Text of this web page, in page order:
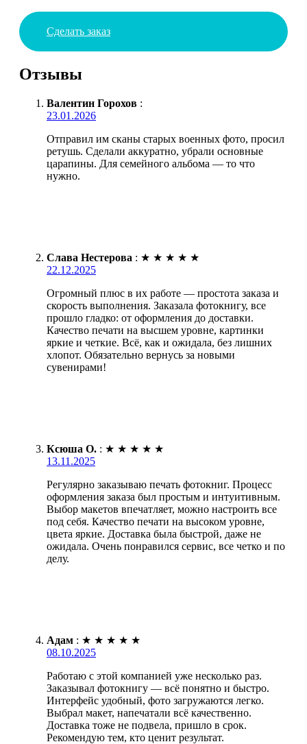
Сделать заказ
Отзывы
Валентин Горохов :
23.01.2026
Отправил им сканы старых военных фото, просил
ретушь. Сделали аккуратно, убрали основные
царапины. Для семейного альбома — то что
нужно.
Слава Нестерова : ★ ★ ★ ★ ★
22.12.2025
Огромный плюс в их работе — простота заказа и
скорость выполнения. Заказала фотокнигу, все
прошло гладко: от оформления до доставки.
Качество печати на высшем уровне, картинки
яркие и четкие. Всё, как и ожидала, без лишних
хлопот. Обязательно вернусь за новыми
сувенирами!
Ксюша О. : ★ ★ ★ ★ ★
13.11.2025
Регулярно заказываю печать фотокниг. Процесс
оформления заказа был простым и интуитивным.
Выбор макетов впечатляет, можно настроить все
под себя. Качество печати на высоком уровне,
цвета яркие. Доставка была быстрой, даже не
ожидала. Очень понравился сервис, все четко и по
делу.
Адам : ★ ★ ★ ★ ★
08.10.2025
Работаю с этой компанией уже несколько раз.
Заказывал фотокнигу — всё понятно и быстро.
Интерфейс удобный, фото загружаются легко.
Выбрал макет, напечатали всё качественно.
Доставка тоже не подвела, пришло в срок.
Рекомендую тем, кто ценит результат.